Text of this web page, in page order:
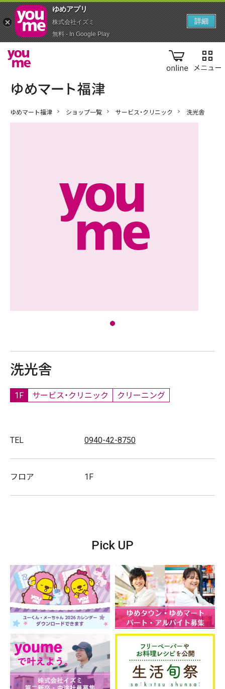
online
ゆめマート福津 ショップ一覧 サービス・クリニック 洗光舎
洗光舎
1F サービス・クリニック クリーニング
TEL 0940-42-8750
フロア 1F
Pick UP
ゆめアプ‪リ‬
株式会社イズミ
無料 - In Google Play
詳細